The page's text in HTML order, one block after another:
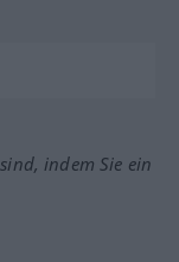
indem Sie ein